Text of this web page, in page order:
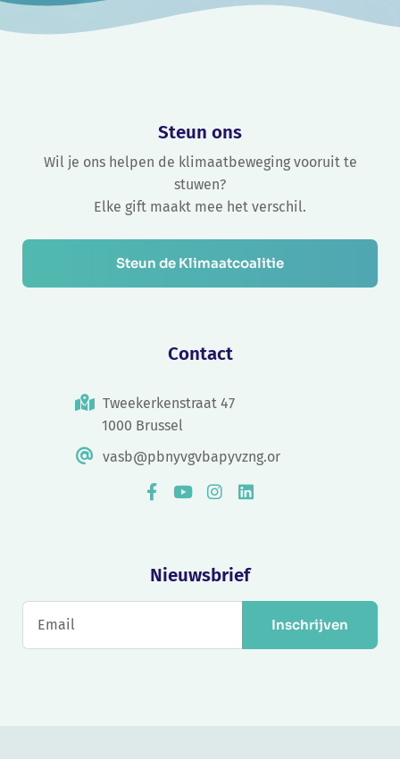
Steun ons
Wil je ons helpen de klimaatbeweging vooruit te
stuwen?
Elke gift maakt mee het verschil.
Steun de Klimaatcoalitie
Contact
Tweekerkenstraat 47
1000 Brussel
vasb@pbnyvgvbapyvzng.or
Nieuwsbrief
Inschrijven